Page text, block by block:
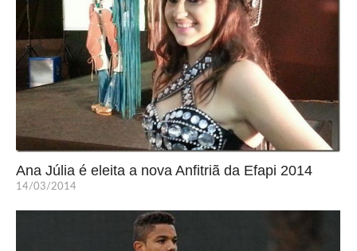
Ana Júlia é eleita a nova Anfitriã da Efapi 2014
14/03/2014